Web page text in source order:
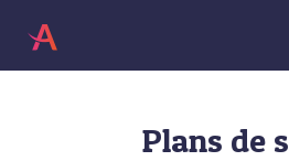
Plans de